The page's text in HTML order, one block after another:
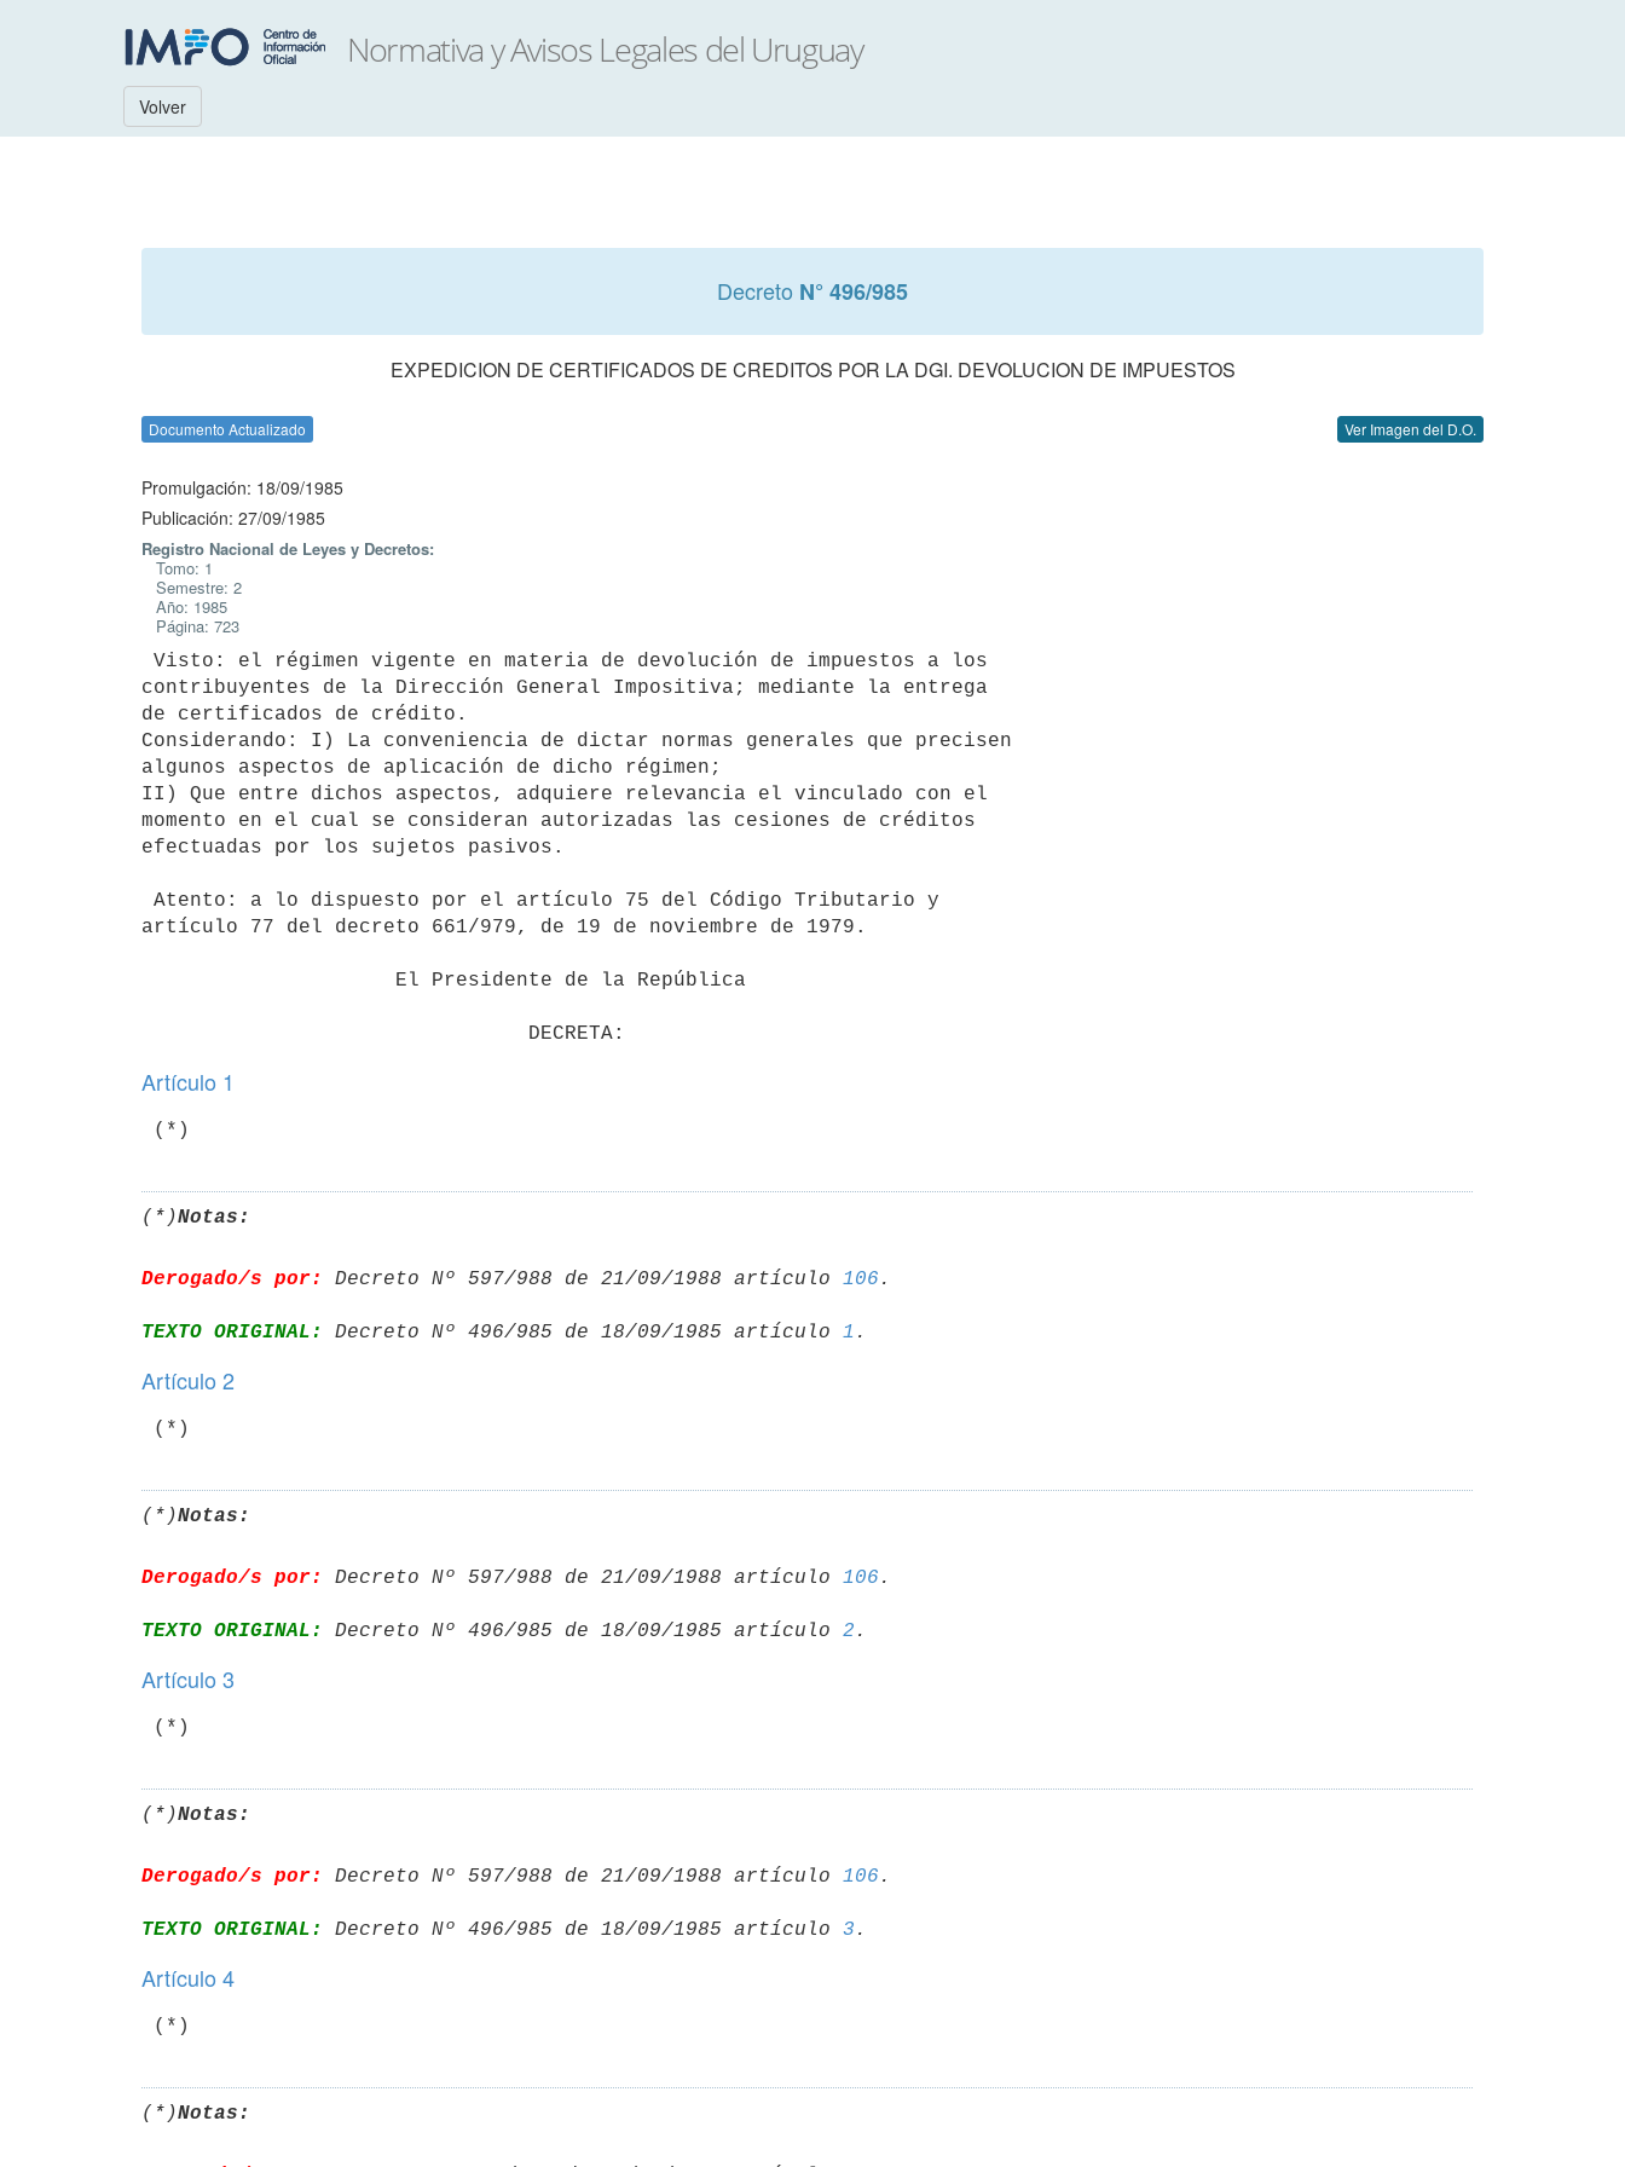
Volver
Decreto N° 496/985
EXPEDICION DE CERTIFICADOS DE CREDITOS POR LA DGI. DEVOLUCION DE IMPUESTOS
Documento Actualizado Ver Imagen del D.O.
Promulgación: 18/09/1985
Publicación: 27/09/1985
Registro Nacional de Leyes y Decretos:
Tomo: 1
Semestre: 2
Año: 1985
Página: 723
contribuyentes de la Dirección General Impositiva; mediante la entrega
de certificados de crédito.
Considerando: I) La conveniencia de dictar normas generales que precisen
algunos aspectos de aplicación de dicho régimen;
II) Que entre dichos aspectos, adquiere relevancia el vinculado con el
momento en el cual se consideran autorizadas las cesiones de créditos
efectuadas por los sujetos pasivos.
artículo 77 del decreto 661/979, de 19 de noviembre de 1979.
Artículo 1
(*)Notas:
Derogado/s por: Decreto Nº 597/988 de 21/09/1988 artículo 106
TEXTO ORIGINAL: Decreto Nº 496/985 de 18/09/1985 artículo 1
Artículo 2
(*)Notas:
Derogado/s por: Decreto Nº 597/988 de 21/09/1988 artículo 106
TEXTO ORIGINAL: Decreto Nº 496/985 de 18/09/1985 artículo 2
Artículo 3
(*)Notas:
Derogado/s por: Decreto Nº 597/988 de 21/09/1988 artículo 106
TEXTO ORIGINAL: Decreto Nº 496/985 de 18/09/1985 artículo 3
Artículo 4
(*)Notas: